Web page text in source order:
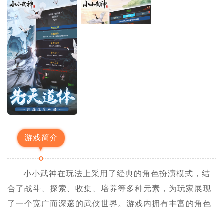
游戏简介
小小武神在玩法上采用了经典的角色扮演模式，结
合了战斗、探索、收集、培养等多种元素，为玩家展现
了一个宽广而深邃的武侠世界。游戏内拥有丰富的角色